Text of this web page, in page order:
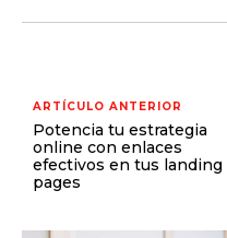
ARTÍCULO ANTERIOR
Potencia tu estrategia
online con enlaces
efectivos en tus landing
pages